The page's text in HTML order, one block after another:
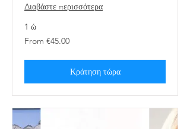
Διαβάστε περισσότερα
1 ώ
From
€45.00
From €45.00
Κράτηση τώρα